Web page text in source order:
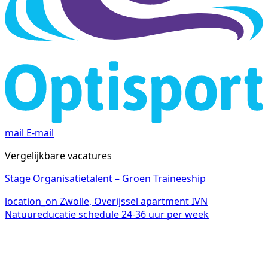
mail E-mail
Vergelijkbare vacatures
Stage Organisatietalent – Groen Traineeship
location_on Zwolle, Overijssel apartmentIVN
Natuureducatieschedule24-36 uur per week